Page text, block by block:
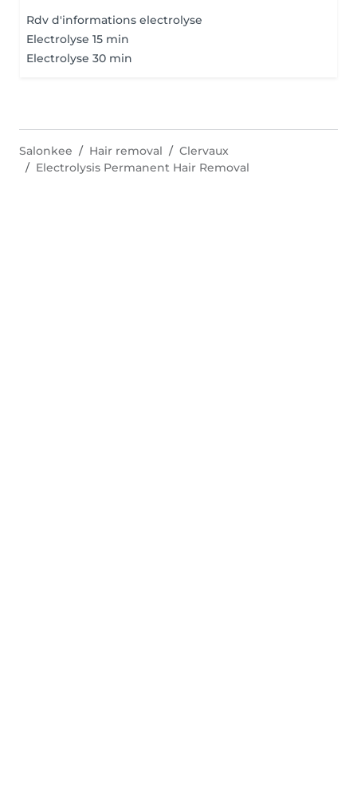
Rdv d'informations electrolyse
Electrolyse 15 min
Electrolyse 30 min
Salonkee Hair removal
Clervaux
Electrolysis Permanent Hair Removal